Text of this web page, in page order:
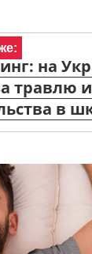
на
травлю и
в